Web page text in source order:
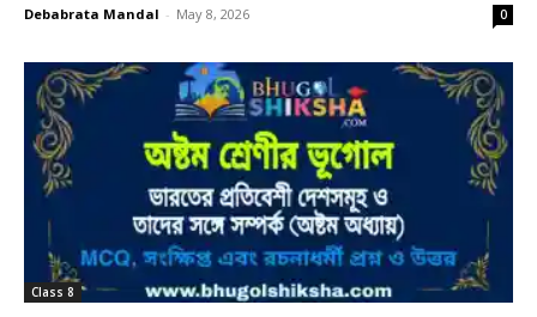
Debabrata Mandal - May 8, 2026 0
Class 8